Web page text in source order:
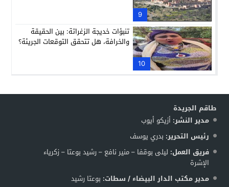
9
10
تنبؤات خديجة الزغراتة: بين الحقيقة
والخرافة، هل تتحقق التوقعات الجريئة؟
طاقم الجريدة
مدير النشر: أزيكو أيوب
رئيس التحرير: بدري يوسف
فريق العمل: ليلى بوقفا – منير نافع – رشيد بوعتا – زكرياء
الإشرة
مدير مكتب الدار البيضاء / سطات: بوعتا رشيد